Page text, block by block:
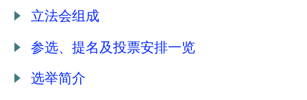
立法会组成
参选、提名及投票安排一览
选举简介